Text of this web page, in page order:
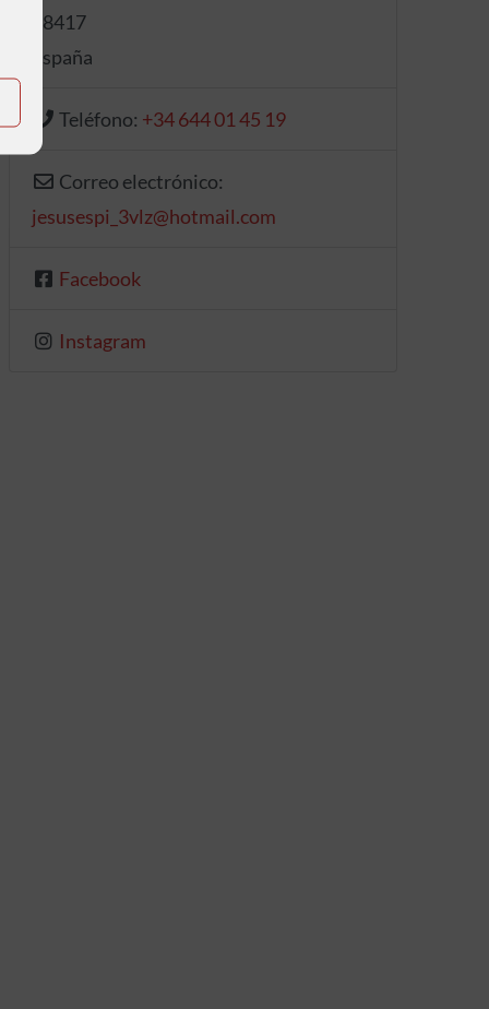
18417
España
Teléfono: +34 644 01 45 19
Correo electrónico:
jesusespi_3vlz@hotmail.com
Facebook
Instagram